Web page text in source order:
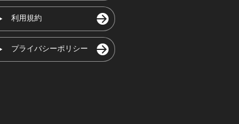
利用規約
プライバシーポリシー